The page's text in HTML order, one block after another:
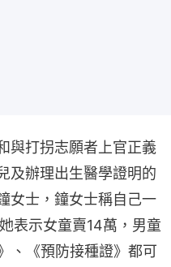
與打拐志願者上官正義
及辦理出生醫學證明的
女士，鐘女士稱自己一
表示女童賣14萬，男童
、《預防接種證》都可